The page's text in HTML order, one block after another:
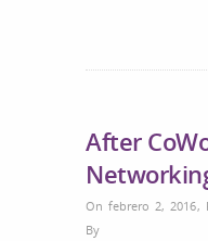
After
On febrero 2, 2016,
By